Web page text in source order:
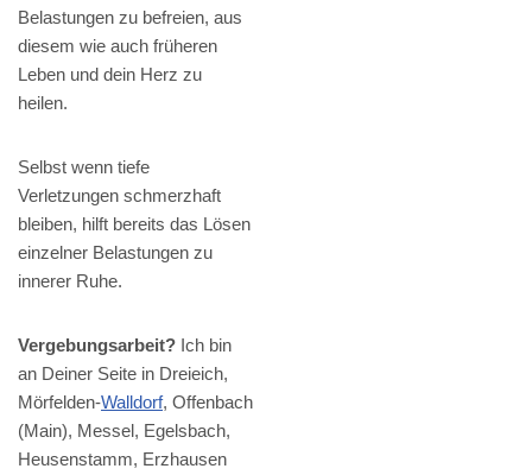
Belastungen zu befreien, aus
diesem wie auch früheren
Leben und dein Herz zu
heilen.
Selbst wenn tiefe
Verletzungen schmerzhaft
bleiben, hilft bereits das Lösen
einzelner Belastungen zu
innerer Ruhe.
Vergebungsarbeit? Ich bin
an Deiner Seite in Dreieich,
Mörfelden-Walldorf, Offenbach
(Main), Messel, Egelsbach,
Heusenstamm, Erzhausen